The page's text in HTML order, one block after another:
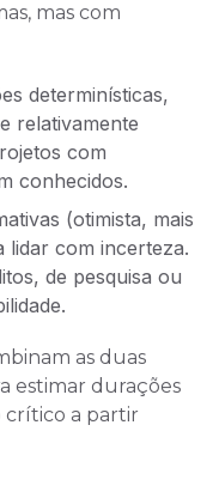
mas com
determinísticas,
relativamente
com
conhecidos.
(otimista, mais
lidar com incerteza.
de pesquisa ou
as duas
estimar durações
crítico a partir